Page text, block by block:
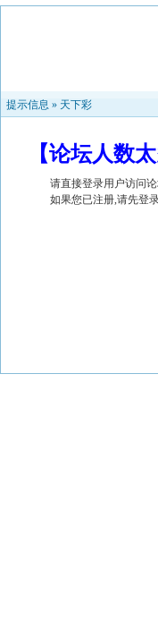
提示信息 » 天下彩
【论坛人数
请直接登录用户访问
如果您已注册,请先登